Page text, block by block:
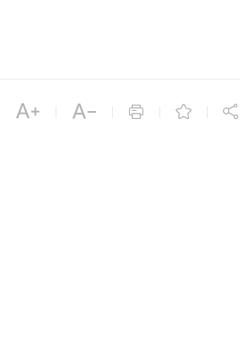
    